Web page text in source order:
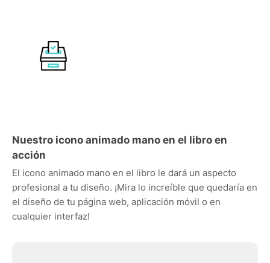
Nuestro icono animado mano en el libro en
acción
El icono animado mano en el libro le dará un aspecto
profesional a tu diseño. ¡Mira lo increíble que quedaría en
el diseño de tu página web, aplicación móvil o en
cualquier interfaz!